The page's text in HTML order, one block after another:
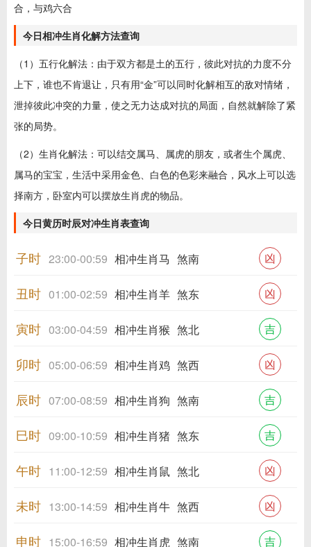
合，与鸡六合
今日相冲生肖化解方法查询
（1）五行化解法：由于双方都是土的五行，彼此对抗的力度不分
上下，谁也不肯退让，只有用“金”可以同时化解相互的敌对情绪，
泄掉彼此冲突的力量，使之无力达成对抗的局面，自然就解除了紧
张的局势。
（2）生肖化解法：可以结交属马、属虎的朋友，或者生个属虎、
属马的宝宝，生活中采用金色、白色的色彩来融合，风水上可以选
择南方，卧室内可以摆放生肖虎的物品。
今日黄历时辰对冲生肖表查询
子时 23:00-00:59 相冲生肖马 煞南 凶
丑时 01:00-02:59 相冲生肖羊 煞东 凶
寅时 03:00-04:59 相冲生肖猴 煞北 吉
卯时 05:00-06:59 相冲生肖鸡 煞西 凶
辰时 07:00-08:59 相冲生肖狗 煞南 吉
巳时 09:00-10:59 相冲生肖猪 煞东 吉
午时 11:00-12:59 相冲生肖鼠 煞北 凶
未时 13:00-14:59 相冲生肖牛 煞西 凶
申时 15:00-16:59 相冲生肖虎 煞南 吉